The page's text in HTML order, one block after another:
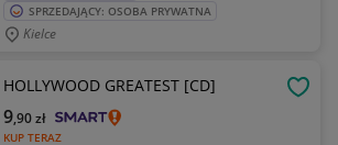
SPRZEDAJĄCY: OSOBA PRYWATNA
Kielce
HOLLYWOOD GREATEST [CD]
KUP TERAZ
9,90zł